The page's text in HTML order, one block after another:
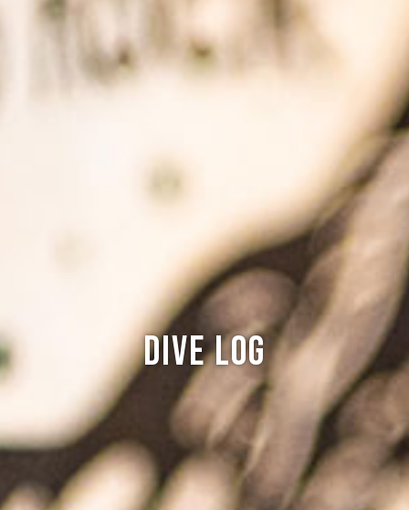
Dive log